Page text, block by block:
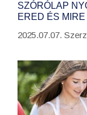
SZÓRÓLAP
ERED ÉS
2025.07.07.